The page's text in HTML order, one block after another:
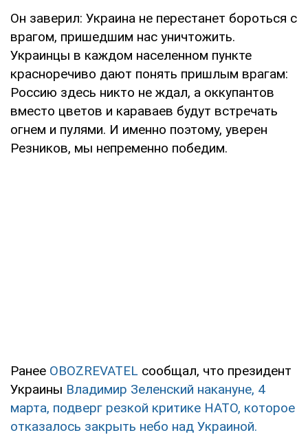
Он заверил: Украина не перестанет бороться с
врагом, пришедшим нас уничтожить.
Украинцы в каждом населенном пункте
красноречиво дают понять пришлым врагам:
Россию здесь никто не ждал, а оккупантов
вместо цветов и караваев будут встречать
огнем и пулями. И именно поэтому, уверен
Резников, мы непременно победим.
Ранее OBOZREVATEL сообщал, что президент
Украины Владимир Зеленский накануне, 4
марта, подверг резкой критике НАТО, которое
отказалось закрыть небо над Украиной.